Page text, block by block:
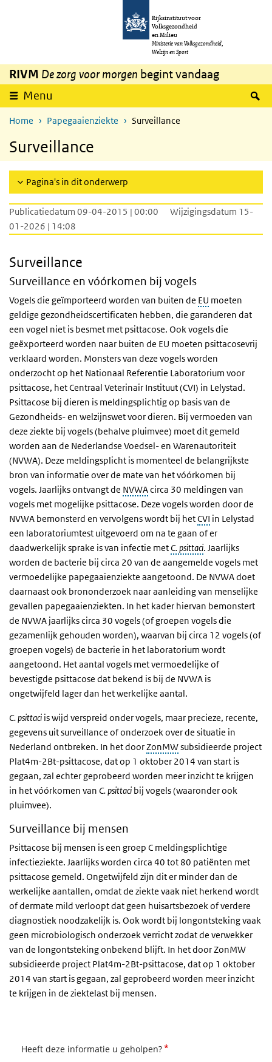
Overslaan en naar de inhoud gaan
Rijksinstituut voor
Volksgezondheid
en Milieu
Ministerie van Volksgezondheid,
Welzijn en Sport
RIVM De zorg voor morgen begint vandaag
Menu
Home Papegaaienziekte Surveillance
Surveillance
Pagina's in dit onderwerp
Publicatiedatum 09-04-2015 | 00:00
Wijzigingsdatum 15-
01-2026 | 14:08
Surveillance
Surveillance en vóórkomen bij vogels
Vogels die geïmporteerd worden van buiten de EU moeten
geldige gezondheidscertificaten hebben, die garanderen dat
een vogel niet is besmet met psittacose. Ook vogels die
geëxporteerd worden naar buiten de EU moeten psittacosevrij
verklaard worden. Monsters van deze vogels worden
onderzocht op het Nationaal Referentie Laboratorium voor
psittacose, het Centraal Veterinair Instituut (CVI) in Lelystad.
Psittacose bij dieren is meldingsplichtig op basis van de
Gezondheids- en welzijnswet voor dieren. Bij vermoeden van
deze ziekte bij vogels (behalve pluimvee) moet dit gemeld
worden aan de Nederlandse Voedsel- en Warenautoriteit
(NVWA). Deze meldingsplicht is momenteel de belangrijkste
bron van informatie over de mate van het vóórkomen bij
vogels. Jaarlijks ontvangt de NVWAcirca 30 meldingen van
vogels met mogelijke psittacose. Deze vogels worden door de
NVWA bemonsterd en vervolgens wordt bij hetCVI in Lelystad
een laboratoriumtest uitgevoerd om na te gaan of er
daadwerkelijk sprake is van infectie met C. psittaci. Jaarlijks
worden de bacterie bij circa 20 van de aangemelde vogels met
vermoedelijke papegaaienziekte aangetoond. De NVWA doet
daarnaast ook brononderzoek naar aanleiding van menselijke
gevallen papegaaienziekten. In het kader hiervan bemonstert
de NVWA jaarlijks circa 30 vogels (of groepen vogels die
gezamenlijk gehouden worden), waarvan bij circa 12 vogels (of
groepen vogels) de bacterie in het laboratorium wordt
aangetoond. Het aantal vogels met vermoedelijke of
bevestigde psittacose dat bekend is bij de NVWA is
ongetwijfeld lager dan het werkelijke aantal.
C. psittaci is wijd verspreid onder vogels, maar precieze, recente,
gegevens uit surveillance of onderzoek over de situatie in
Nederland ontbreken. In het doorZonMWsubsidieerde project
Plat4m-2Bt-psittacose, dat op 1 oktober 2014 van start is
gegaan, zal echter geprobeerd worden meer inzicht te krijgen
in het vóórkomen van C. psittaci bij vogels (waaronder ook
pluimvee).
Surveillance bij mensen
Psittacose bij mensen is een groep C meldingsplichtige
infectieziekte. Jaarlijks worden circa 40 tot 80 patiënten met
psittacose gemeld. Ongetwijfeld zijn dit er minder dan de
werkelijke aantallen, omdat de ziekte vaak niet herkend wordt
of dermate mild verloopt dat geen huisartsbezoek of verdere
diagnostiek noodzakelijk is. Ook wordt bij longontsteking vaak
geen microbiologisch onderzoek verricht zodat de verwekker
van de longontsteking onbekend blijft. In het door ZonMW
subsidieerde project Plat4m-2Bt-psittacose, dat op 1 oktober
2014 van start is gegaan, zal geprobeerd worden meer inzicht
te krijgen in de ziektelast bij mensen.
Heeft deze informatie u geholpen?*